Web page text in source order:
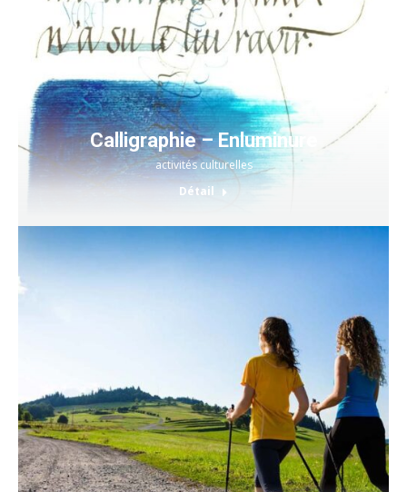
Calligraphie – Enluminure
activités culturelles
Détail